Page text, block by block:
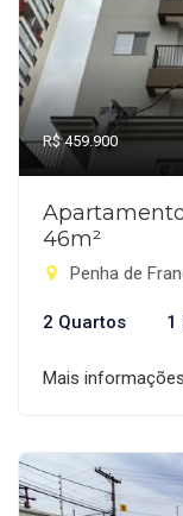
R$ 459.900
46m²
Penha de
2 Quartos 1
Mais informações